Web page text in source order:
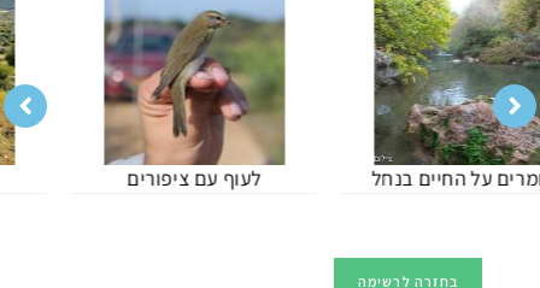
לעוף עם ציפורים חיות הבר ליד הבית